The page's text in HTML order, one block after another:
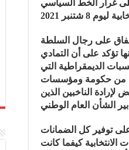
غرار الخط السياسي
على رجال السلطة
تؤكد على أن التمادي
الديمقراطية التي
من حكومة ومؤسسات
الناخبين الذين
توفير كل الضمانات
الانتخابية كيفما كانت